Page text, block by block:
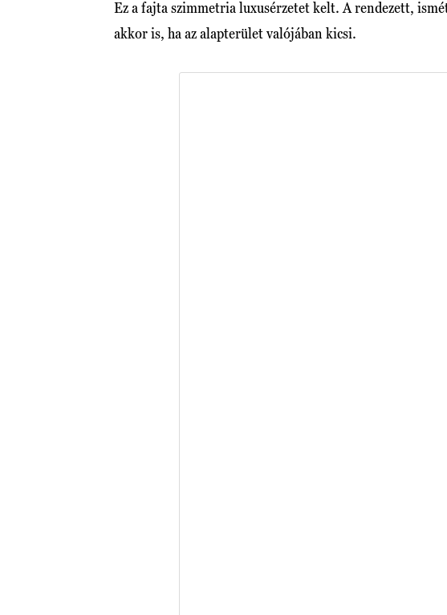
Ez a fajta szimmetria luxusérzetet kelt. A rendezett,
akkor is, ha az alapterület valójában kicsi.